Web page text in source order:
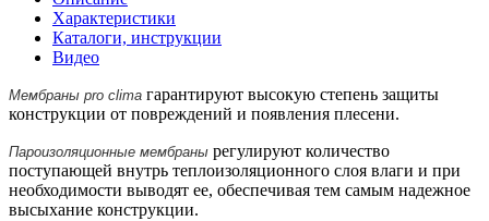
Характеристики
Каталоги, инструкции
Видео
Мембраны pro clima гарантируют высокую степень защиты
конструкции от повреждений и появления плесени.
Пароизоляционные мембраны регулируют количество
поступающей внутрь теплоизоляционного слоя влаги и при
необходимости выводят ее, обеспечивая тем самым надежное
высыхание конструкции.